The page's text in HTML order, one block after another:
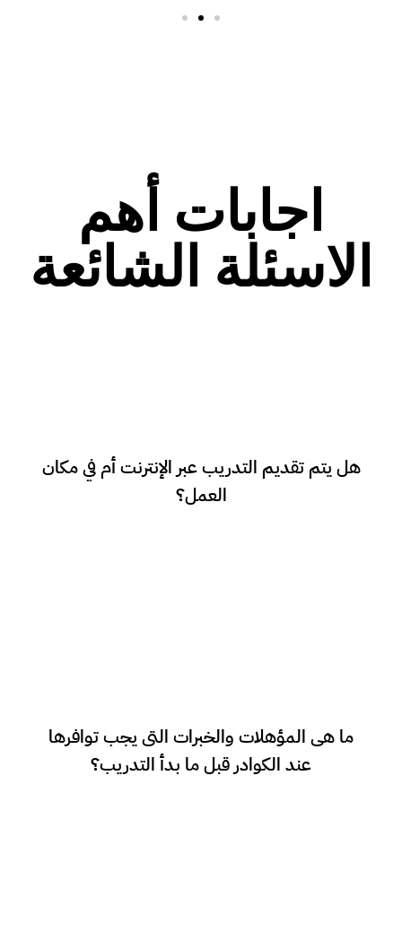
اجابات أهم
الاسئلة الشائعة
هل يتم تقديم التدريب عبر الإنترنت أم في مكان
العمل؟
التدريب أونلاين عبر الإنترنت عن طريق مقابلات
Google Meet.
ما هى المؤهلات والخبرات التى يجب توافرها
عند الكوادر قبل ما بدأ التدريب؟
● لا يوجد اشتراطات فى المؤهلات